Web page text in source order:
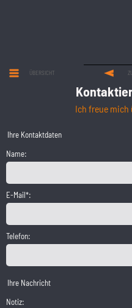
ÜBERSICHT
Ich freue mich
Ihre Kontaktdaten
Name:
E-Mail*:
Telefon:
Ihre Nachricht
Notiz: